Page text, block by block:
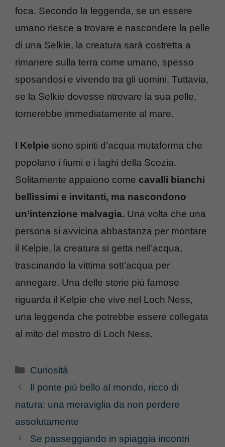
foca. Secondo la leggenda, se un essere
umano riesce a trovare e nascondere la pelle
di una Selkie, la creatura sarà costretta a
rimanere sulla terra come umano, spesso
sposandosi e vivendo tra gli uomini. Tuttavia,
se la Selkie dovesse ritrovare la sua pelle,
tornerebbe immediatamente al mare.
I Kelpie sono spiriti d’acqua mutaforma che
popolano i fiumi e i laghi della Scozia.
Solitamente appaiono come cavalli bianchi
bellissimi e invitanti, ma nascondono
un’intenzione malvagia. Una volta che una
persona si avvicina abbastanza per montare
il Kelpie, la creatura si getta nell’acqua,
trascinando la vittima sott’acqua per
annegare. Una delle storie più famose
riguarda il Kelpie che vive nel Loch Ness,
una leggenda che potrebbe essere collegata
al mito del mostro di Loch Ness.
Categorie
Curiosità
Il ponte più bello al mondo, ricco di
natura: una meraviglia da non perdere
assolutamente
Se passeggiando in spiaggia incontri